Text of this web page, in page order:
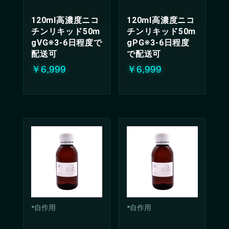
120ml高濃度ニコ
チンリキッド50m
gVG※3-6日程度で
配送可
￥6,999
120ml高濃度ニコ
チンリキッド50m
gPG※3-6日程度
で配送可
￥6,999
*自作用 *自作用